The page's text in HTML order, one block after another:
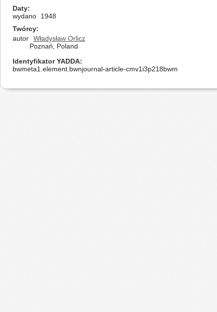
Daty
wydano
1948
Twórcy
autor
Władysław Orlicz
Poznań, Poland
Identyfikator YADDA
bwmeta1.element.bwnjournal-article-cmv1i3p218bwm